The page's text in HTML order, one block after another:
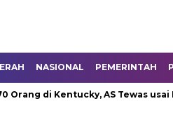
NASIONAL PEMERINTAH
di Kentucky, AS Tewas usai